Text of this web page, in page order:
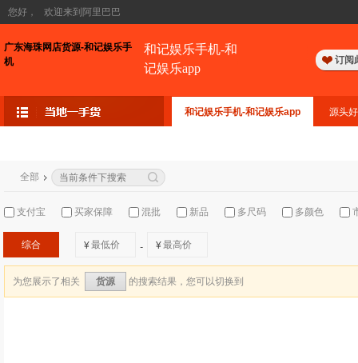
您好， 欢迎来到阿里巴巴
广东海珠网店货源-和记娱乐手
机
和记娱乐手机-和
记娱乐app
订阅
和记娱乐手机-和记娱乐app 源头
全部
支付宝 买家保障 混批 新品 多尺码 多颜色
综合 ¥ - ¥
为您展示了相关 货源 的搜索结果，您可以切换到